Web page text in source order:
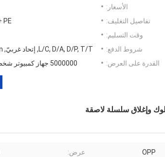
الأسعار:
تفاصيل التغليف:
PE + علبة كرتون
وقت التسليم:
شروط الدفع:
L/C, D/A, D/P, T/T, إتحاد غربيّ, MoneyGram
القدرة على العرض:
5000000 جهاز كمبيوتر شخصى في اليوم
OPP عرض: